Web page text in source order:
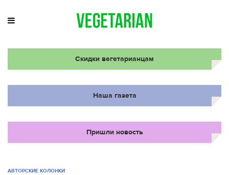
Скидки вегетарианцам
Наша газета
Пришли новость
АВТОРСКИЕ КОЛОНКИ